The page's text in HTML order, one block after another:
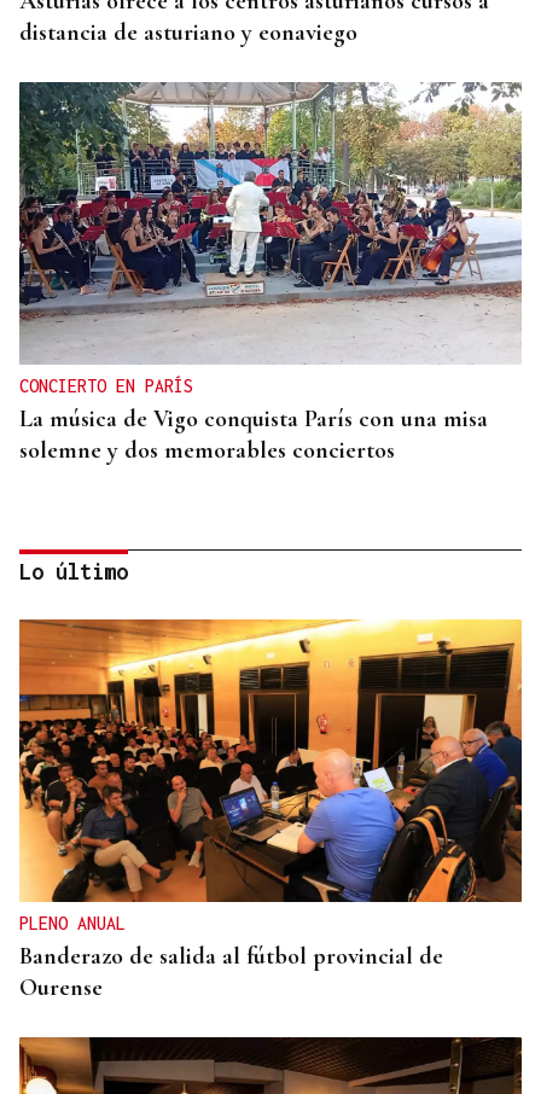
distancia de asturiano y eonaviego
CONCIERTO EN PARÍS
La música de Vigo conquista París con una misa
solemne y dos memorables conciertos
DIA DE GALICIA
El Día de Galicia en el Centro Galicia de Buenos
Aires
Lo último
PLENO ANUAL
Banderazo de salida al fútbol provincial de
Ourense